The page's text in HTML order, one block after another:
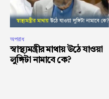
অপরাধ
স্বাস্থ্যমন্ত্রীর মাথায় উঠে যাওয়া
লুঙ্গিটা নামাবে কে?